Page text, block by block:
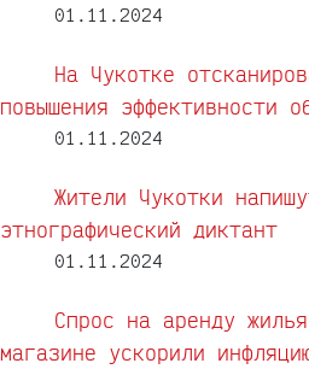
01.11.2024
На Чукотке
повышения эффективности
01.11.2024
Жители Чукотки
этнографический диктант
01.11.2024
Спрос на аренду
магазине ускорили